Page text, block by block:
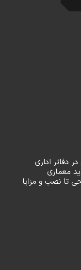
دفاتر اداری
معماری
تا نصب و مزایا